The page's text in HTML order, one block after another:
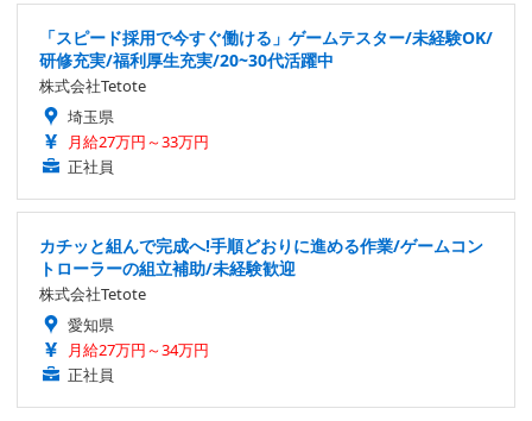
「スピード採用で今すぐ働ける」ゲームテスター/未経験OK/
研修充実/福利厚生充実/20~30代活躍中
株式会社Tetote
埼玉県
月給27万円～33万円
正社員
カチッと組んで完成へ!手順どおりに進める作業/ゲームコン
トローラーの組立補助/未経験歓迎
株式会社Tetote
愛知県
月給27万円～34万円
正社員